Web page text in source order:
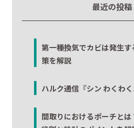
最近の投稿
第一種換気でカビは発生
策を解説
ハルク通信『シン わくわく
間取りにおけるポーチと